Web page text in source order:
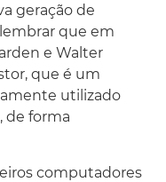
geração de
que em
e Walter
que é um
utilizado
de forma
computadores